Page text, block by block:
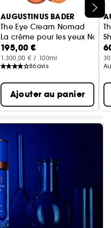
AUGUSTINUS BADER
The Eye Cream Nomad
La crème pour les yeux
195,00 €
1.300,00 € / 100ml
86avis
Ajouter au panier